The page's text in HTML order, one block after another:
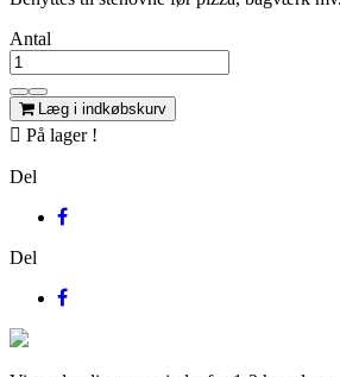
Antal
Læg i indkøbskurv
 På lager !
Del
Del